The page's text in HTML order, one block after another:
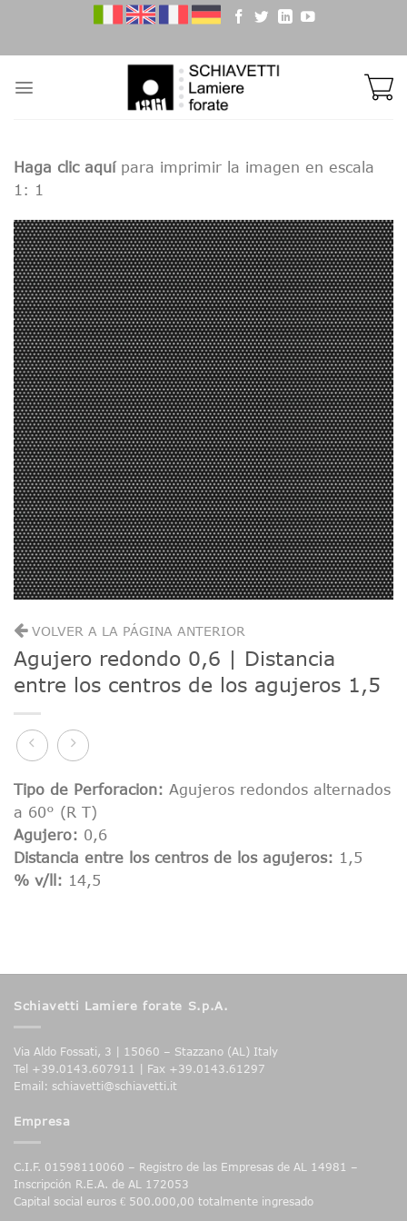
content
Haga clic aquípara imprimir la imagen en escala
1: 1
VOLVER A LA PÁGINA ANTERIOR
Agujero redondo 0,6 | Distancia
entre los centros de los agujeros 1,5
Tipo de Perforacion: Agujeros redondos alternados
a 60° (R T)
Agujero: 0,6
Distancia entre los centros de los agujeros: 1,5
% v/ll: 14,5
Schiavetti Lamiere forate S.p.A.
Via Aldo Fossati, 3 | 15060 – Stazzano (AL) Italy
Tel +39.0143.607911 | Fax +39.0143.61297
Email: schiavetti@schiavetti.it
Empresa
C.I.F. 01598110060 – Registro de las Empresas de AL 14981 –
Inscripción R.E.A. de AL 172053
Capital social euros € 500.000,00 totalmente ingresado